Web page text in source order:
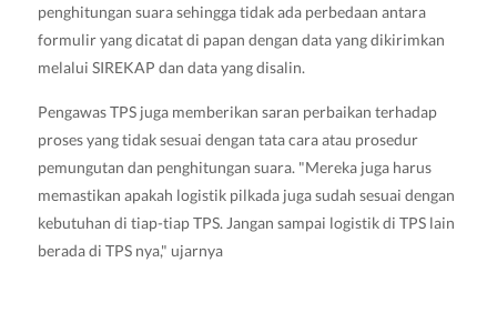
penghitungan suara sehingga tidak ada perbedaan antara
formulir yang dicatat di papan dengan data yang dikirimkan
melalui SIREKAP dan data yang disalin.
Pengawas TPS juga memberikan saran perbaikan terhadap
proses yang tidak sesuai dengan tata cara atau prosedur
pemungutan dan penghitungan suara. "Mereka juga harus
memastikan apakah logistik pilkada juga sudah sesuai dengan
kebutuhan di tiap-tiap TPS. Jangan sampai logistik di TPS lain
berada di TPS nya," ujarnya